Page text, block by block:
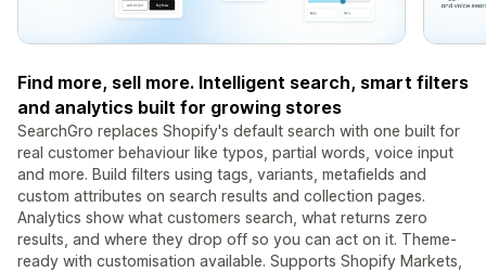
Find more, sell more. Intelligent search, smart filters
and analytics built for growing stores
SearchGro replaces Shopify's default search with one built for
real customer behaviour like typos, partial words, voice input
and more. Build filters using tags, variants, metafields and
custom attributes on search results and collection pages.
Analytics show what customers search, what returns zero
results, and where they drop off so you can act on it. Theme-
ready with customisation available. Supports Shopify Markets,